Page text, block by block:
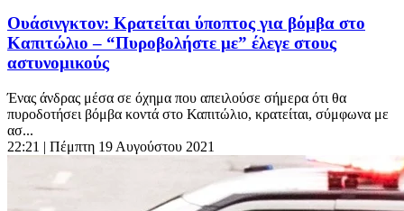
Ουάσινγκτον: Κρατείται ύποπτος για βόμβα στο
Καπιτώλιο – “Πυροβολήστε με” έλεγε στους
αστυνομικούς
Ένας άνδρας μέσα σε όχημα που απειλούσε σήμερα ότι θα
πυροδοτήσει βόμβα κοντά στο Καπιτώλιο, κρατείται, σύμφωνα με
ασ...
22:21 | Πέμπτη 19 Αυγούστου 2021